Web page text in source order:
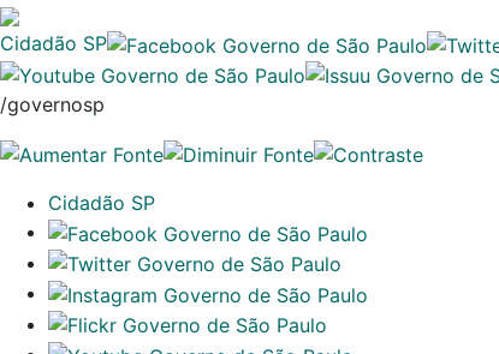
Cidadão SP
/governosp
Cidadão SP